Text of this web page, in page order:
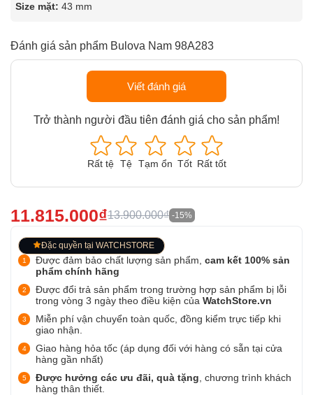
Size mặt: 43 mm
Đánh giá sản phẩm Bulova Nam 98A283
Viết đánh giá
Trở thành người đầu tiên đánh giá cho sản phẩm!
Rất tệ Tệ Tạm ổn Tốt Rất tốt
11.815.000₫13.900.000₫ -15%
Đặc quyền tại WATCHSTORE
Được đảm bảo chất lượng sản phẩm, cam kết 100% sản
phẩm chính hãng
Được đổi trả sản phẩm trong trường hợp sản phẩm bị lỗi
trong vòng 3 ngày theo điều kiện của WatchStore.vn
Miễn phí vận chuyển toàn quốc, đồng kiểm trực tiếp khi
giao nhận.
Giao hàng hỏa tốc (áp dụng đối với hàng có sẵn tại cửa
hàng gần nhất)
Được hưởng các ưu đãi, quà tặng , chương trình khách
hàng thân thiết.